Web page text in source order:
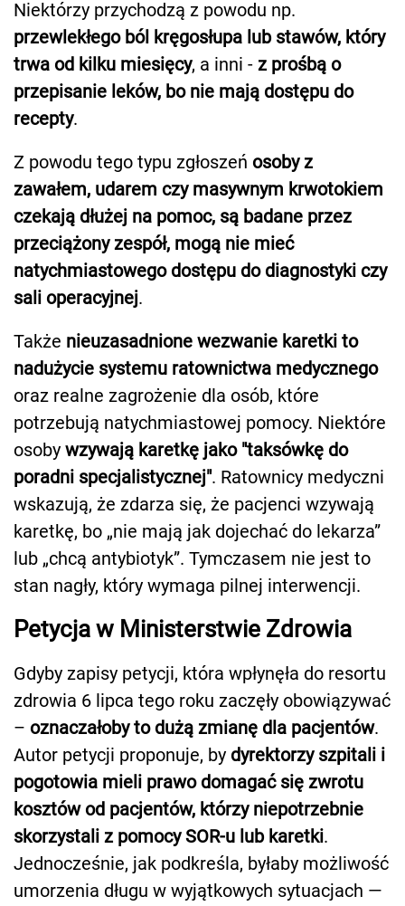
Niektórzy przychodzą z powodu np.
przewlekłego ból kręgosłupa lub stawów, który
trwa od kilku miesięcy, a inni - z prośbą o
przepisanie leków, bo nie mają dostępu do
recepty.
Z powodu tego typu zgłoszeń osoby z
zawałem, udarem czy masywnym krwotokiem
czekają dłużej na pomoc, są badane przez
przeciążony zespół, mogą nie mieć
natychmiastowego dostępu do diagnostyki czy
sali operacyjnej.
Także nieuzasadnione wezwanie karetki to
nadużycie systemu ratownictwa medycznego
oraz realne zagrożenie dla osób, które
potrzebują natychmiastowej pomocy. Niektóre
osoby wzywają karetkę jako "taksówkę do
poradni specjalistycznej". Ratownicy medyczni
wskazują, że zdarza się, że pacjenci wzywają
karetkę, bo „nie mają jak dojechać do lekarza”
lub „chcą antybiotyk”. Tymczasem nie jest to
stan nagły, który wymaga pilnej interwencji.
Petycja w Ministerstwie Zdrowia
Gdyby zapisy petycji, która wpłynęła do resortu
zdrowia 6 lipca tego roku zaczęły obowiązywać
– oznaczałoby to dużą zmianę dla pacjentów.
Autor petycji proponuje, by dyrektorzy szpitali i
pogotowia mieli prawo domagać się zwrotu
kosztów od pacjentów, którzy niepotrzebnie
skorzystali z pomocy SOR-u lub karetki.
Jednocześnie, jak podkreśla, byłaby możliwość
umorzenia długu w wyjątkowych sytuacjach —